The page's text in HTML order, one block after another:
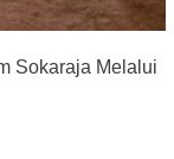
Sokaraja Melalui